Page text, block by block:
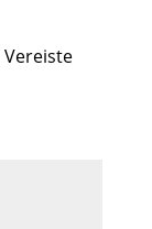
Vereiste